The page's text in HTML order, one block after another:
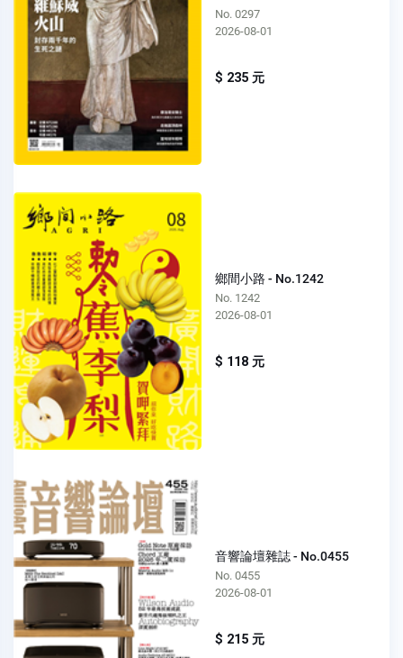
No. 0297
2026-08-01
$ 235 元
鄉間小路 - No.1242
No. 1242
2026-08-01
$ 118 元
音響論壇雜誌 - No.0455
No. 0455
2026-08-01
$ 215 元